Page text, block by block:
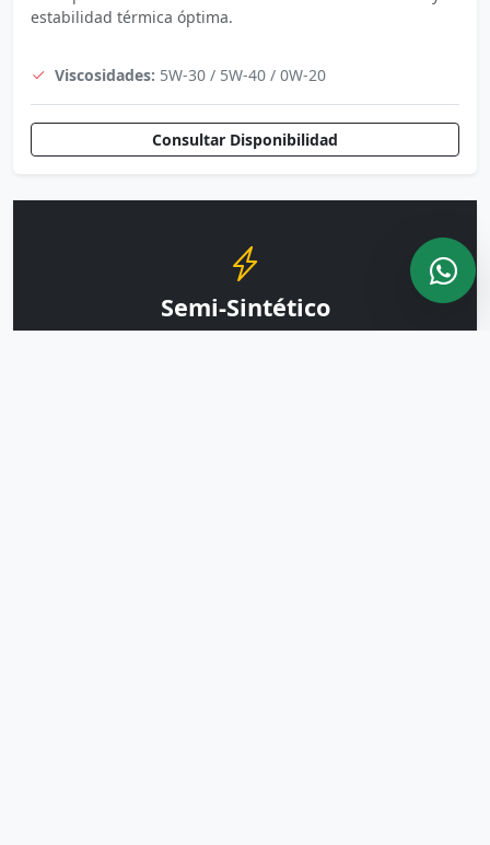
estabilidad térmica óptima.
Viscosidades: 5W-30 / 5W-40 / 0W-20
Consultar Disponibilidad
Semi-Sintético